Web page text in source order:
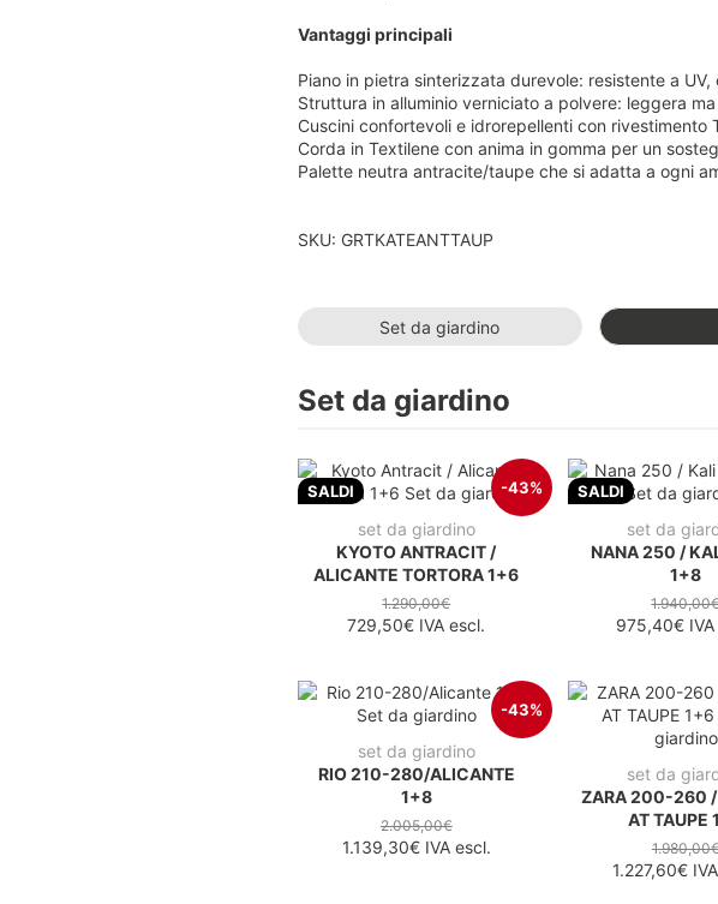
Vantaggi principali
Piano in pietra sinterizzata durevole: resistente a
Struttura in alluminio verniciato a polvere: leggera
Cuscini confortevoli e idrorepellenti con rivestimento
Corda in Textilene con anima in gomma per un
Palette neutra antracite/taupe che si adatta a ogni
SKU: GRTKATEANTTAUP
Set da giardino
Set da giardino
SALDI -43%
set da giardino
KYOTO ANTRACIT /
ALICANTE TORTORA 1+6
1.290,00€
729,50€ IVA escl.
SALDI
set da
NANA 250 /
1+8
975,40€
-43%
set da giardino
RIO 210-280/ALICANTE
1+8
2.005,00€
1.139,30€IVA escl.
set da
ZARA 200-260 /
AT TAUPE
1.227,60€